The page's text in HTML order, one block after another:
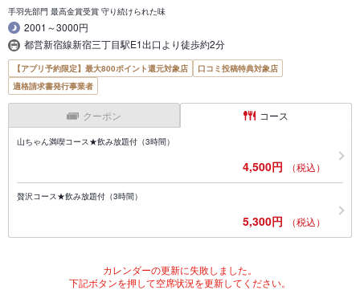
手羽先部門 最高金賞受賞 守り続けられた味
2001～3000円
都営新宿線新宿三丁目駅E1出口より徒歩約2分
【アプリ予約限定】最大800ポイント還元対象店
口コミ投稿特典対象店
適格請求書発行事業者
クーポン コース
山ちゃん満喫コース★飲み放題付（3時間）
4,500円 （税込）
贅沢コース★飲み放題付（3時間）
5,300円 （税込）
カレンダーの更新に失敗しました。
下記ボタンを押して空席状況を更新してください。